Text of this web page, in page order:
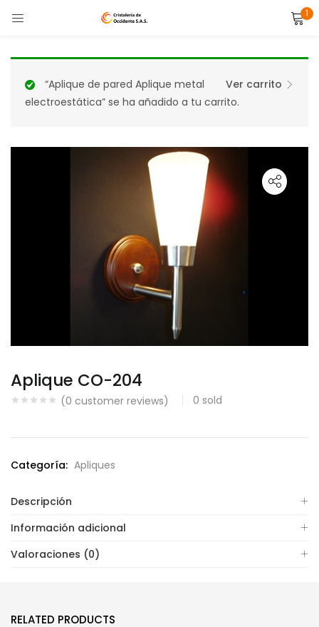
1
LOGIN
Lost password?
Ver carrito
“Aplique de pared Aplique metal
electroestática” se ha añadido a tu carrito.
Aplique CO-204
(0 customer reviews) 0 sold
Categoría: Apliques
Descripción
Información adicional
Valoraciones (0)
RELATED PRODUCTS